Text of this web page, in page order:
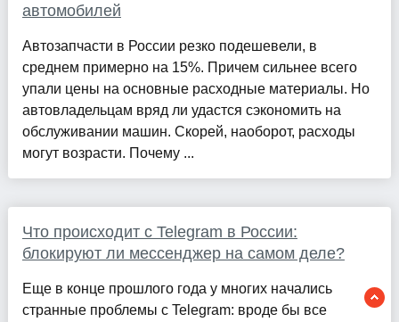
автомобилей
Автозапчасти в России резко подешевели, в
среднем примерно на 15%. Причем сильнее всего
упали цены на основные расходные материалы. Но
автовладельцам вряд ли удастся сэкономить на
обслуживании машин. Скорей, наоборот, расходы
могут возрасти. Почему ...
Что происходит с Telegram в России:
блокируют ли мессенджер на самом деле?
Еще в конце прошлого года у многих начались
странные проблемы с Telegram: вроде бы все